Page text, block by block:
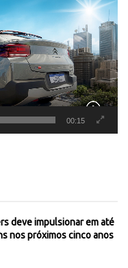
00:15
deve impulsionar em até
nos próximos cinco anos